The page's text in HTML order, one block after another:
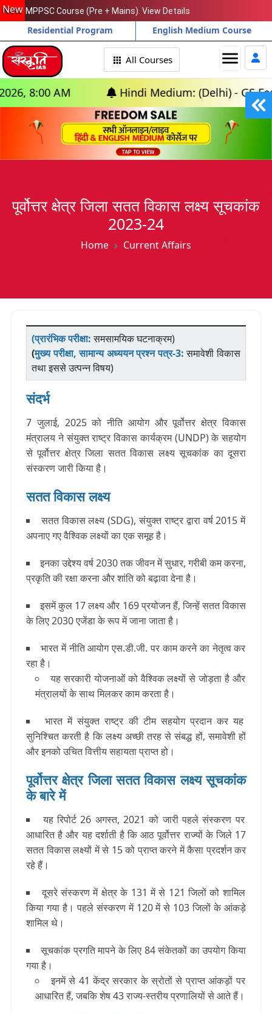
New MPPSC Course (Pre + Mains). View Details
Residential Program English Medium Course
menu
All Courses
Hindi Medium: (Delhi) - GS Foundation
पूर्वोत्तर क्षेत्र जिला सतत विकास लक्ष्य सूचकांक
2023-24
Home Current Affairs
(प्रारंभिक परीक्षा: समसामयिक घटनाक्रम)
(मुख्य परीक्षा, सामान्य अध्ययन प्रश्न पत्र-3: समावेशी विकास
तथा इससे उत्पन्न विषय)
संदर्भ
7 जुलाई, 2025 को नीति आयोग और पूर्वोत्तर क्षेत्र विकास
मंत्रालय ने संयुक्त राष्ट्र विकास कार्यक्रम (UNDP) के सहयोग
से पूर्वोत्तर क्षेत्र जिला सतत विकास लक्ष्य सूचकांक का दूसरा
संस्करण जारी किया है।
सतत विकास लक्ष्य
सतत विकास लक्ष्य (SDG), संयुक्त राष्ट्र द्वारा वर्ष 2015 में
अपनाए गए वैश्विक लक्ष्यों का एक समूह है।
इनका उद्देश्य वर्ष 2030 तक जीवन में सुधार, गरीबी कम करना,
प्रकृति की रक्षा करना और शांति को बढ़ावा देना है।
इसमें कुल 17 लक्ष्य और 169 प्रयोजन हैं, जिन्हें सतत विकास
के लिए 2030 एजेंडा के रूप में जाना जाता है।
भारत में नीति आयोग एस.डी.जी. पर काम करने का नेतृत्व कर
रहा है।
यह सरकारी योजनाओं को वैश्विक लक्ष्यों से जोड़ता है और
मंत्रालयों के साथ मिलकर काम करता है।
भारत में संयुक्त राष्ट्र की टीम सहयोग प्रदान कर यह
सुनिश्चित करती है कि लक्ष्य अच्छी तरह से संबद्ध हों, समावेशी हों
और इनको उचित वित्तीय सहायता प्राप्‍त हो।
पूर्वोत्तर क्षेत्र जिला सतत विकास लक्ष्य सूचकांक
के बारे में
यह रिपोर्ट 26 अगस्त, 2021 को जारी पहले संस्करण पर
आधारित है और यह दर्शाती है कि आठ पूर्वोत्तर राज्यों के जिले 17
सतत विकास लक्ष्यों में से 15 को प्राप्त करने में कैसा प्रदर्शन कर
रहे हैं।
दूसरे संस्करण में क्षेत्र के 131 में से 121 जिलों को शामिल
किया गया है। पहले संस्करण में 120 में से 103 जिलों के आंकड़े
शामिल थे।
सूचकांक प्रगति मापने के लिए 84 संकेतकों का उपयोग किया
गया है।
इनमें से 41 केंद्र सरकार के स्रोतों से प्राप्त आंकड़ों पर
आधारित हैं, जबकि शेष 43 राज्य-स्तरीय प्रणालियों से आते हैं।